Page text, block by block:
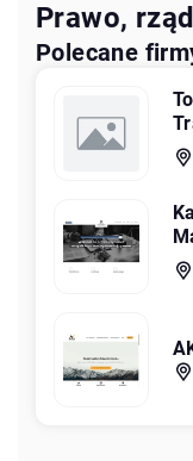
Prawo,
Polecane